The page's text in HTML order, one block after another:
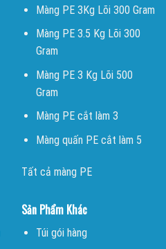
Màng PE 3Kg Lõi 300 Gram
Màng PE 3.5 Kg Lõi 300
Gram
Màng PE 3 Kg Lõi 500
Gram
Màng PE cắt làm 3
Màng quấn PE cắt làm 5
Tất cả màng PE
Sản Phẩm Khác
Túi gói hàng